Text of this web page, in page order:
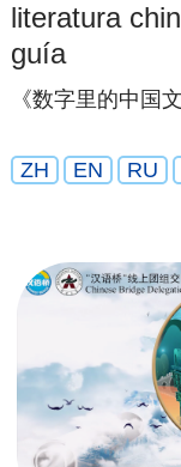
literatura
guía
《数字里的中国
ZH EN RU